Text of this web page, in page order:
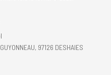
97126 DESHAIES